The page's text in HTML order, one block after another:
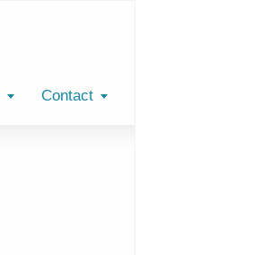
Contact